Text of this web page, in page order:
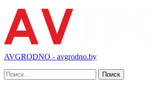
AVGRODNO - avgrodno.by